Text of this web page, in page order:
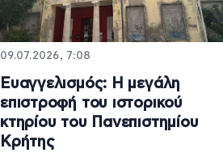
09.07.2026, 7:08
Ευαγγελισμός: Η μεγάλη
επιστροφή του ιστορικού
κτηρίου του Πανεπιστημίου
Κρήτης